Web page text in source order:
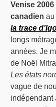
Venise 2006
canadien au
la trace
longs
années. Je
de Noël
Les états
vague de
indépendant